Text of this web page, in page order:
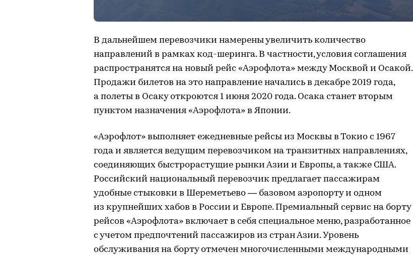
В дальнейшем перевозчики намерены увеличить количество
направлений в рамках код-шеринга. В частности, условия соглашения
распространятся на новый рейс «Аэрофлота» между Москвой и Осакой.
Продажи билетов на это направление начались в декабре 2019 года,
а полеты в Осаку откроются 1 июня 2020 года. Осака станет вторым
пунктом назначения «Аэрофлота» в Японии.
«Аэрофлот» выполняет ежедневные рейсы из Москвы в Токио с 1967
года и является ведущим перевозчиком на транзитных направлениях,
соединяющих быстрорастущие рынки Азии и Европы, а также США.
Российский национальный перевозчик предлагает пассажирам
удобные стыковки в Шереметьево — базовом аэропорту и одном
из крупнейших хабов в России и Европе. Премиальный сервис на борту
рейсов «Аэрофлота» включает в себя специальное меню, разработанное
с учетом предпочтений пассажиров из стран Азии. Уровень
обслуживания на борту отмечен многочисленными международными